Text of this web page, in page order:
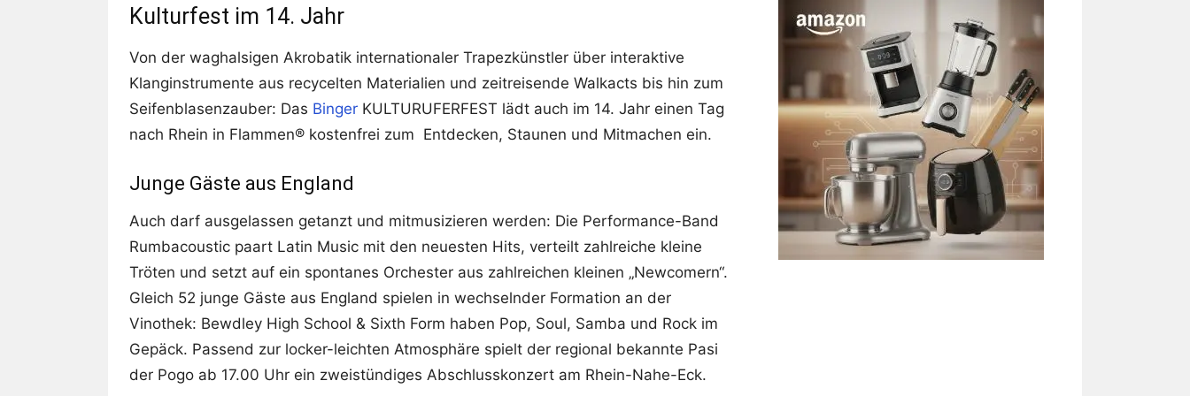
Kulturfest im 14. Jahr
Von der waghalsigen Akrobatik internationaler Trapezkünstler über interaktive
Klanginstrumente aus recycelten Materialien und zeitreisende Walkacts bis hin zum
Seifenblasenzauber: Das Binger KULTURUFERFEST lädt auch im 14. Jahr einen Tag
nach Rhein in Flammen® kostenfrei zum Entdecken, Staunen und Mitmachen ein.
Junge Gäste aus England
Auch darf ausgelassen getanzt und mitmusizieren werden: Die Performance-Band
Rumbacoustic paart Latin Music mit den neuesten Hits, verteilt zahlreiche kleine
Tröten und setzt auf ein spontanes Orchester aus zahlreichen kleinen „Newcomern“.
Gleich 52 junge Gäste aus England spielen in wechselnder Formation an der
Vinothek: Bewdley High School & Sixth Form haben Pop, Soul, Samba und Rock im
Gepäck. Passend zur locker-leichten Atmosphäre spielt der regional bekannte Pasi
der Pogo ab 17.00 Uhr ein zweistündiges Abschlusskonzert am Rhein-Nahe-Eck.